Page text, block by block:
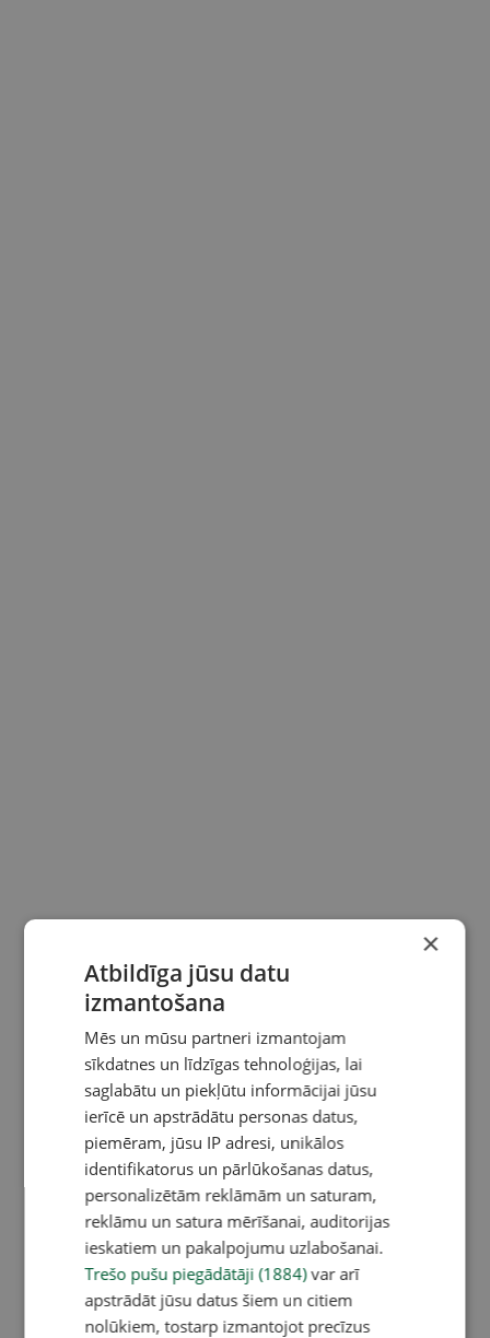
×
Atbildīga jūsu datu
izmantošana
Mēs un mūsu partneri izmantojam
sīkdatnes un līdzīgas tehnoloģijas, lai
saglabātu un piekļūtu informācijai jūsu
ierīcē un apstrādātu personas datus,
piemēram, jūsu IP adresi, unikālos
identifikatorus un pārlūkošanas datus,
personalizētām reklāmām un saturam,
reklāmu un satura mērīšanai, auditorijas
ieskatiem un pakalpojumu uzlabošanai.
Trešo pušu piegādātāji (1884)var arī
apstrādāt jūsu datus šiem un citiem
nolūkiem, tostarp izmantojot precīzus